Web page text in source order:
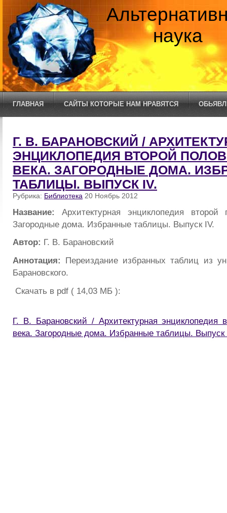
наука
ГЛАВНАЯ САЙТЫ КОТОРЫЕ НАМ НРАВЯТСЯ
Г. В. БАРАНОВСКИЙ /
ЭНЦИКЛОПЕДИЯ ВТОРОЙ
ВЕКА. ЗАГОРОДНЫЕ ДОМА.
ТАБЛИЦЫ. ВЫПУСК IV.
Рубрика: Библиотека 20 Ноябрь 2012
Название: Архитектурная энциклопедия
Загородные дома. Избранные таблицы. Выпуск IV.
Автор: Г. В. Барановский
Аннотация: Переиздание избранных таблиц из
Барановского.
Скачать в pdf ( 14,03 МБ ):
Г. В. Барановский / Архитектурная энциклопедия
века. Загородные дома. Избранные таблицы. Выпуск